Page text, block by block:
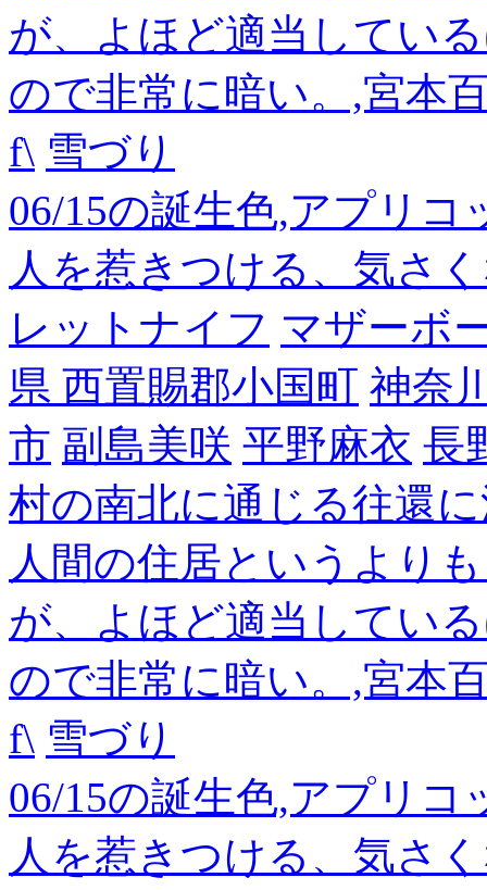
が、よほど適当してい
ので非常に暗い。,宮本
f\ 雪づり
06/15の誕生色,アプリ
人を惹きつける、気さ
レットナイフ マザーボ
県 西置賜郡小国町 神奈
市 副島美咲 平野麻衣 長
村の南北に通じる往還
人間の住居というより
が、よほど適当してい
ので非常に暗い。,宮本
f\ 雪づり
06/15の誕生色,アプリ
人を惹きつける、気さ